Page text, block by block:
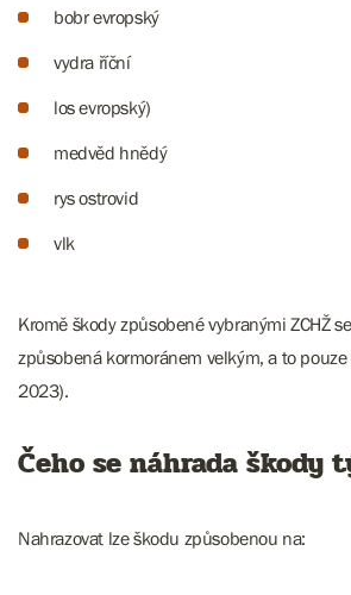
bobr evropský
vydra říční
los evropský)
medvěd hnědý
rys ostrovid
vlk
Kromě škody způsobené vybranými ZCHŽ
způsobená kormoránem velkým, a to
2023).
Čeho se náhrada škody
Nahrazovat lze škodu způsobenou na: